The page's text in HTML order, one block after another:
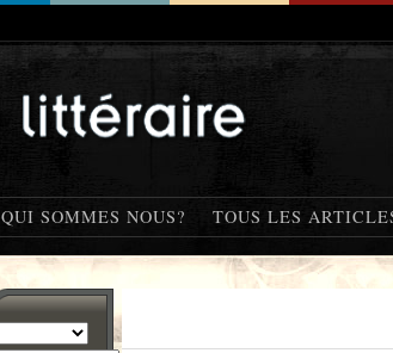
QUI SOMMES NOUS? TOUS LES